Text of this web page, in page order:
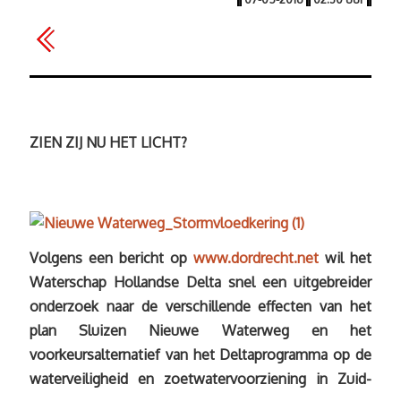
ZIEN ZIJ NU HET LICHT?
Volgens een bericht op www.dordrecht.net wil het
Waterschap Hollandse Delta snel een uitgebreider
onderzoek naar de verschillende effecten van het
plan Sluizen Nieuwe Waterweg en het
voorkeursalternatief van het Deltaprogramma op de
waterveiligheid en zoetwatervoorziening in Zuid-